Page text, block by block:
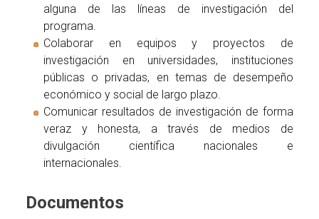
alguna de las líneas de investigación del
programa.
Colaborar en equipos y proyectos de
investigación en universidades, instituciones
públicas o privadas, en temas de desempeño
económico y social de largo plazo.
Comunicar resultados de investigación de forma
veraz y honesta, a través de medios de
divulgación científica nacionales e
internacionales.
Documentos